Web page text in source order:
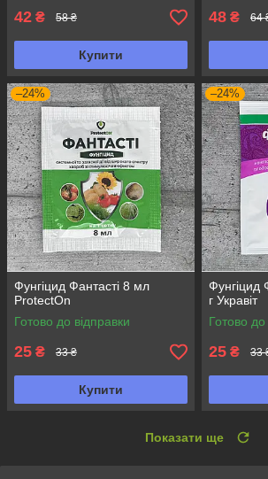
42 ₴ 58 ₴
Купити
48 ₴ 64
–24%
Фунгіцид Фантасті 8 мл
ProtectOn
Готово до відправки
25 ₴ 33 ₴
Купити
–24%
г Укравіт
Готово до
25 ₴ 33
Показати ще